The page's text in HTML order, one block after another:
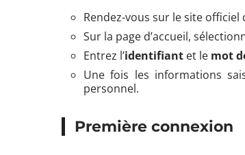
Rendez-vous sur le site
Sur la page d’accueil,
Entrez l’identifiant et le mot
Une fois les informations
personnel.
Première connexion